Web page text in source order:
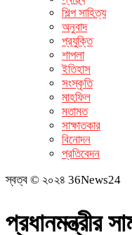
শিল্প সাহিত্য
অনুবাদ
প্রযুক্তি
শাপলা
ইতিহাস
সংস্কৃতি
মাহফিল
মতামত
সাক্ষাতকার
বিনোদন
প্রতিবেদন
স্বত্ব © ২০২৪ 36News24
প্রধানমন্ত্রীর